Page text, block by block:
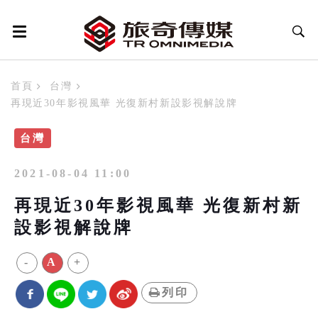
首頁
台灣
再現近30年影視風華 光復新村新設影視解說牌
台灣
2021-08-04 11:00
再現近30年影視風華 光復新村新
設影視解說牌
- A +
列印